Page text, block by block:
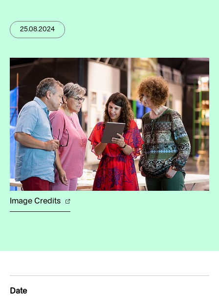
25.08.2024
Image Credits
Date